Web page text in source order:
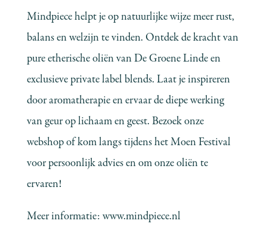
Mindpiece helpt je op natuurlijke wijze meer rust,
balans en welzijn te vinden. Ontdek de kracht van
pure etherische oliën van De Groene Linde en
exclusieve private label blends. Laat je inspireren
door aromatherapie en ervaar de diepe werking
van geur op lichaam en geest. Bezoek onze
webshop of kom langs tijdens het Moen Festival
voor persoonlijk advies en om onze oliën te
ervaren!
Meer informatie:www.mindpiece.nl